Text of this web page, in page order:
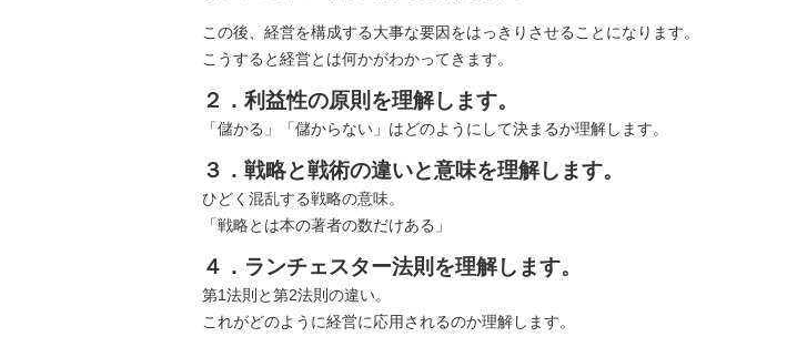
この後、経営を構成する大事な要因をはっきりさせることになります。
こうすると経営とは何かがわかってきます。
２．利益性の原則を理解します。
「儲かる」「儲からない」はどのようにして決まるか理解します。
３．戦略と戦術の違いと意味を理解します。
ひどく混乱する戦略の意味。
「戦略とは本の著者の数だけある」
４．ランチェスター法則を理解します。
第1法則と第2法則の違い。
これがどのように経営に応用されるのか理解します。